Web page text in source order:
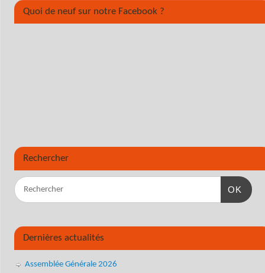
Quoi de neuf sur notre Facebook ?
Rechercher
OK
Dernières actualités
Assemblée Générale 2026